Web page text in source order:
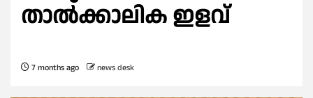
താല്‍ക്കാലിക ഇളവ്
7 months ago news desk